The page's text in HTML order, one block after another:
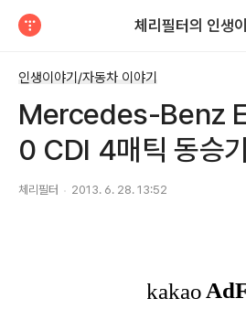
체리필터의 인생
인생이야기/자동차 이야기
Mercedes-Benz
0 CDI 4매틱 동승기
체리필터 2013. 6. 28. 13:52